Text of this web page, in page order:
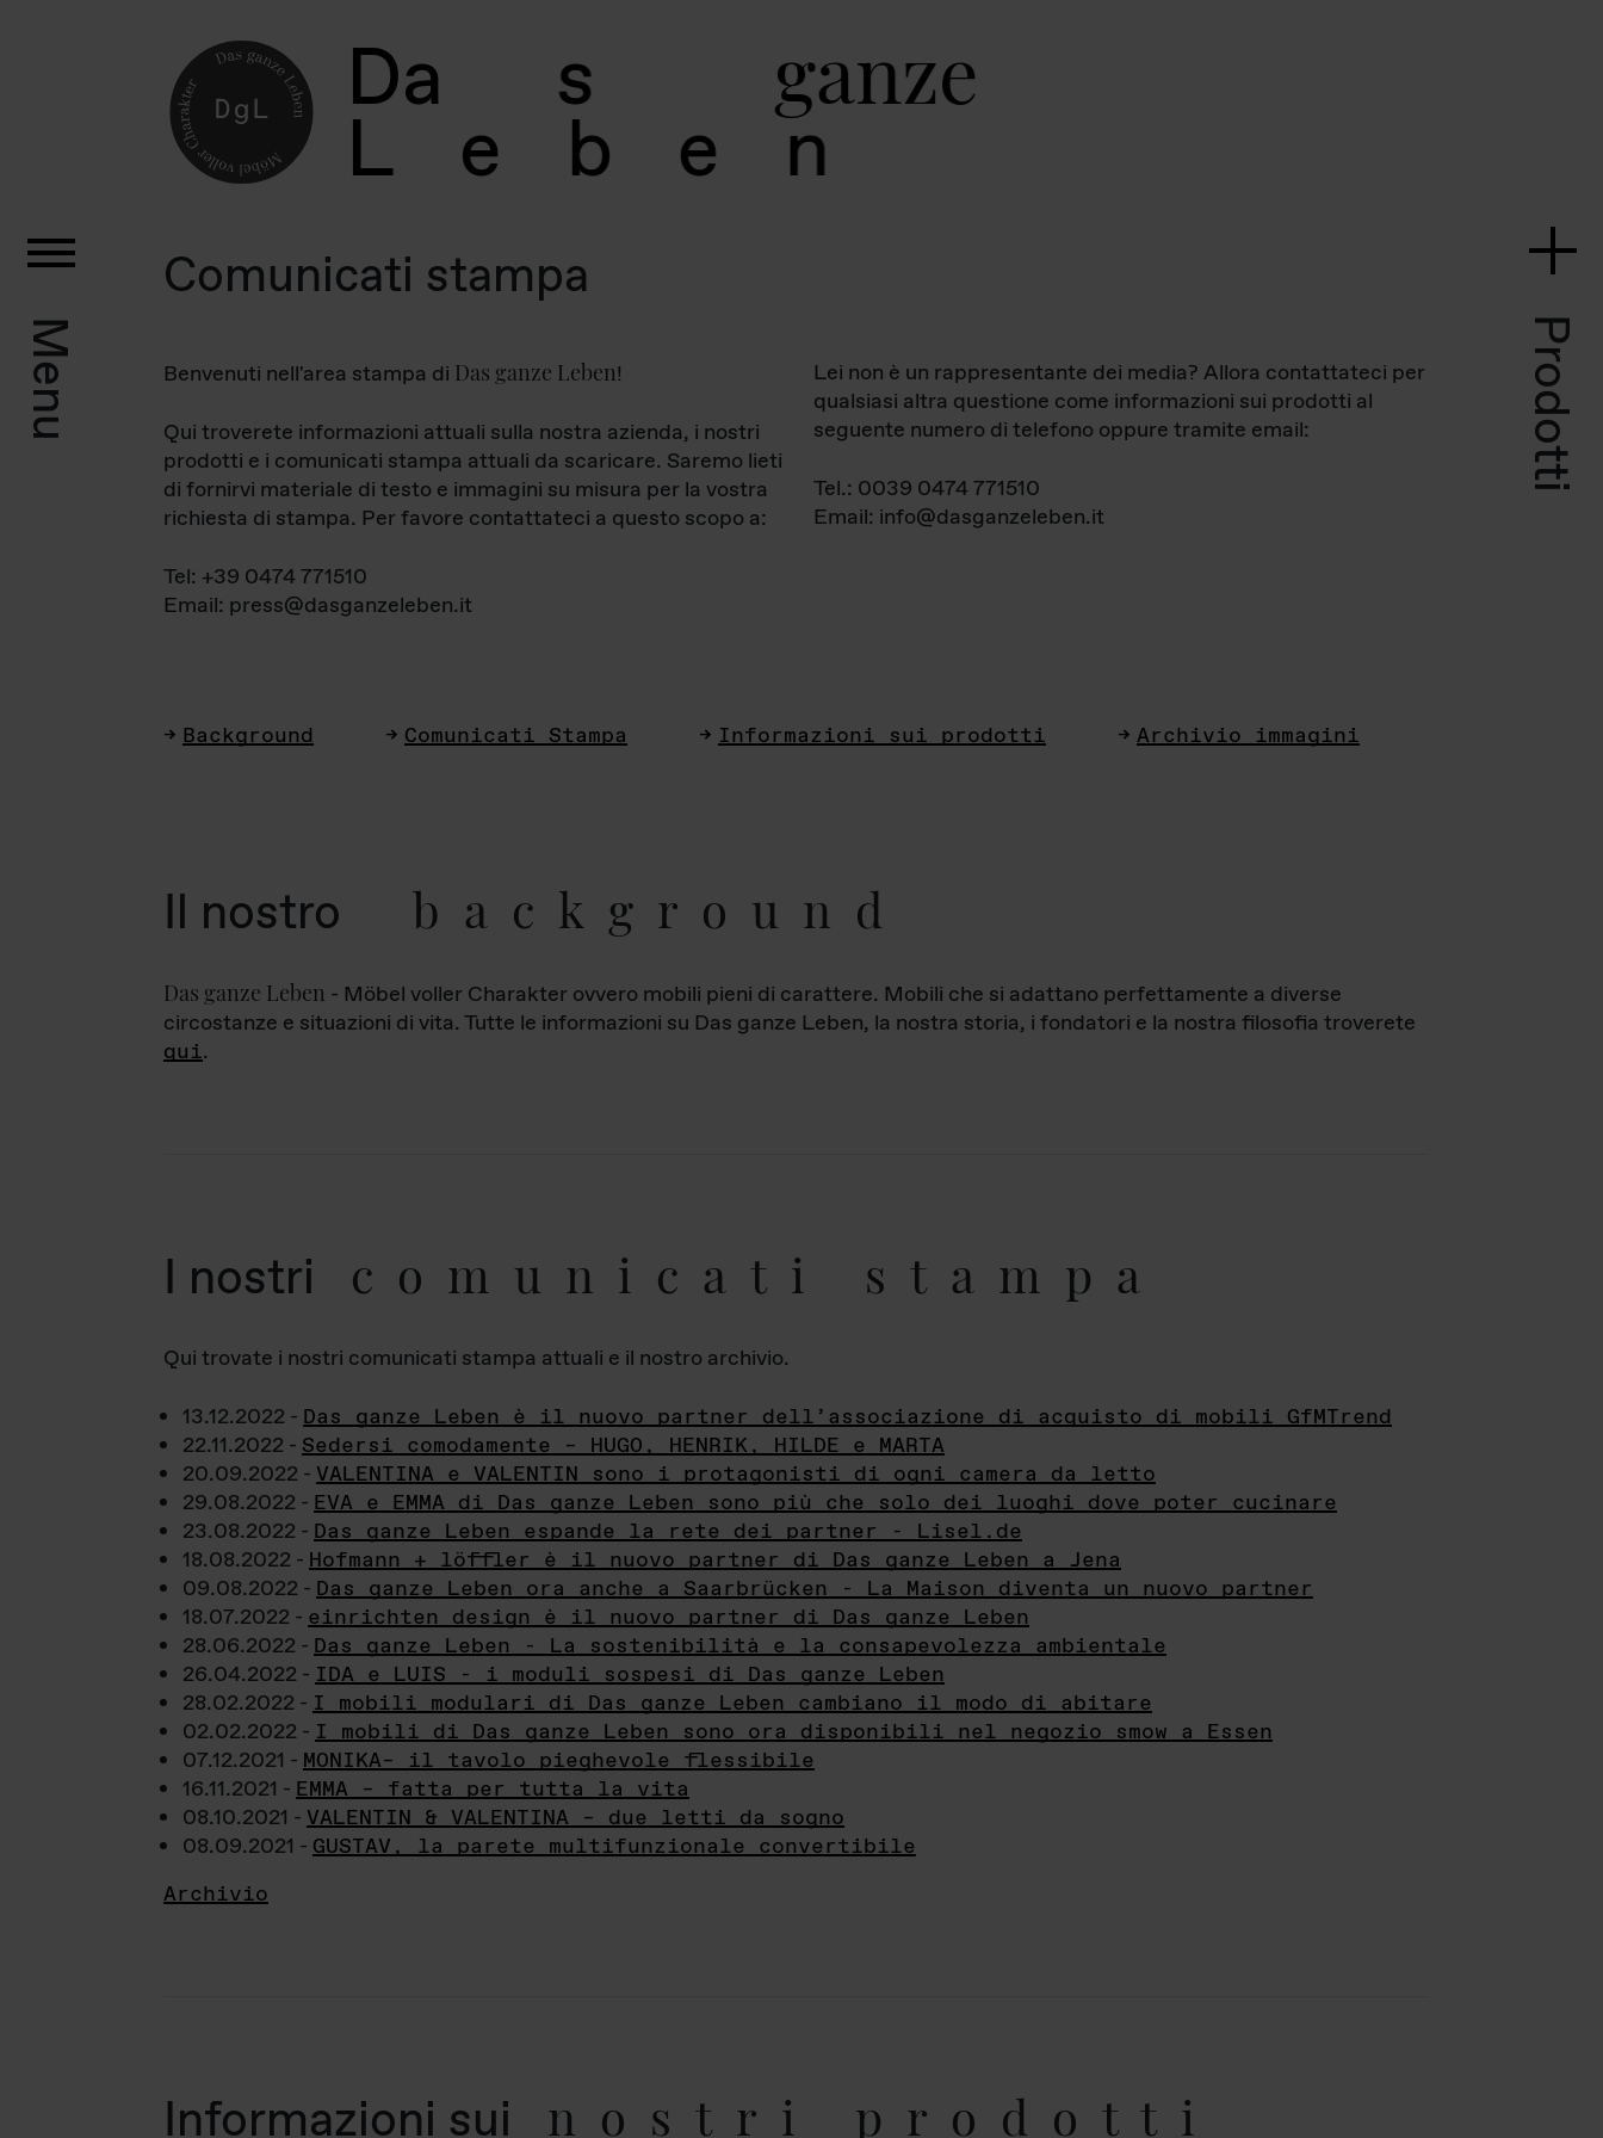
Da s ganz
L e b e
Menu Prodotti
Comunicati stampa
Benvenuti nell'area stampa di Das ganze Leben!
Qui troverete informazioni attuali sulla nostra azienda, i nostri
prodotti e i comunicati stampa attuali da scaricare. Saremo lieti
di fornirvi materiale di testo e immagini su misura per la vostra
richiesta di stampa. Per favore contattateci a questo scopo a:
Tel: +39 0474 771510
Email: press@dasganzeleben.it
Lei non è un rappresentante dei media? Allora contattateci per
qualsiasi altra questione come informazioni sui prodotti al
seguente numero di telefono oppure tramite email:
Tel.: 0039 0474 771510
Email: info@dasganzeleben.it
Background Comunicati Stampa Informazioni sui prodotti Archivio immagini
Il nostro background
Das ganze Leben - Möbel voller Charakter ovvero mobili pieni di carattere. Mobili che si adattano perfettamente a diverse
circostanze e situazioni di vita. Tutte le informazioni su Das ganze Leben, la nostra storia, i fondatori e la nostra filosofia troverete
qui.
I nostri comunicati stampa
Qui trovate i nostri comunicati stampa attuali e il nostro archivio.
13.12.2022 - Das ganze Leben è il nuovo partner dell’associazione di acquisto di mobili GfMTrend
22.11.2022 - Sedersi comodamente – HUGO, HENRIK, HILDE e MARTA
20.09.2022 - VALENTINA e VALENTIN sono i protagonisti di ogni camera da letto
29.08.2022 - EVA e EMMA di Das ganze Leben sono più che solo dei luoghi dove poter cucinare
23.08.2022 - Das ganze Leben espande la rete dei partner - Lisel.de
18.08.2022 - Hofmann + löffler è il nuovo partner di Das ganze Leben a Jena
09.08.2022 - Das ganze Leben ora anche a Saarbrücken - La Maison diventa un nuovo partner
18.07.2022 - einrichten design è il nuovo partner di Das ganze Leben
28.06.2022 - Das ganze Leben - La sostenibilità e la consapevolezza ambientale
26.04.2022 - IDA e LUIS - i moduli sospesi di Das ganze Leben
28.02.2022 - I mobili modulari di Das ganze Leben cambiano il modo di abitare
02.02.2022 - I mobili di Das ganze Leben sono ora disponibili nel negozio smow a Essen
07.12.2021 - MONIKA– il tavolo pieghevole flessibile
16.11.2021 - EMMA – fatta per tutta la vita
08.10.2021 - VALENTIN & VALENTINA – due letti da sogno
08.09.2021 - GUSTAV, la parete multifunzionale convertibile
Archivio
Informazioni sui nostri prodotti